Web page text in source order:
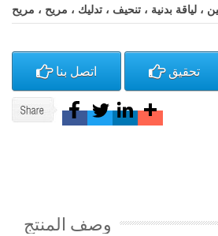
، لياقة بدنية ، تنحيف ، تدليك ، مريح ، مريح
اتصل بنا تحقيق
وصف المنتج